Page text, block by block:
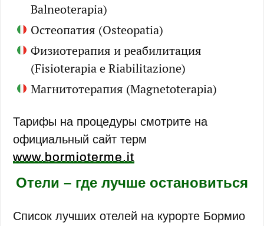
Balneoterapia)
Остеопатия (Osteopatia)
Физиотерапия и реабилитация
(Fisioterapia e Riabilitazione)
Магнитотерапия (Magnetoterapia)
Тарифы на процедуры смотрите на
официальный сайт терм
www.bormioterme.it
Отели – где лучше остановиться
Список лучших отелей на курорте Бормио